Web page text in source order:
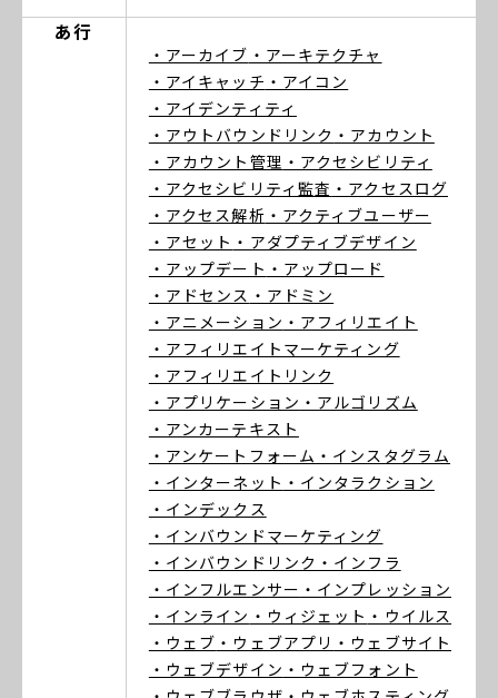
あ行
・アーカイブ ・アーキテクチャ
・アイキャッチ ・アイコン
・アイデンティティ
・アウトバウンドリンク ・アカウント
・アカウント管理 ・アクセシビリティ
・アクセシビリティ監査 ・アクセスログ
・アクセス解析 ・アクティブユーザー
・アセット ・アダプティブデザイン
・アップデート ・アップロード
・アドセンス ・アドミン
・アニメーション ・アフィリエイト
・アフィリエイトマーケティング
・アフィリエイトリンク
・アプリケーション ・アルゴリズム
・アンカーテキスト
・アンケートフォーム ・インスタグラム
・インターネット ・インタラクション
・インデックス
・インバウンドマーケティング
・インバウンドリンク ・インフラ
・インフルエンサー ・インプレッション
・インライン ・ウィジェット ・ウイルス
・ウェブ ・ウェブアプリ ・ウェブサイト
・ウェブデザイン ・ウェブフォント